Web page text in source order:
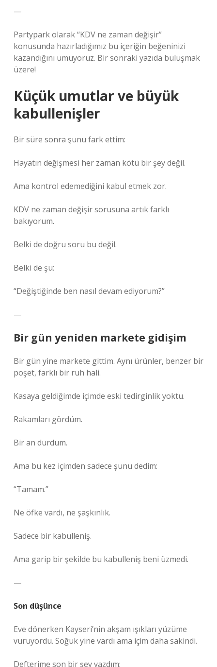
—
Partypark olarak “KDV ne zaman değişir”
konusunda hazırladığımız bu içeriğin beğeninizi
kazandığını umuyoruz. Bir sonraki yazıda buluşmak
üzere!
Küçük umutlar ve büyük
kabullenişler
Bir süre sonra şunu fark ettim:
Hayatın değişmesi her zaman kötü bir şey değil.
Ama kontrol edemediğini kabul etmek zor.
KDV ne zaman değişir sorusuna artık farklı
bakıyorum.
Belki de doğru soru bu değil.
Belki de şu:
“Değiştiğinde ben nasıl devam ediyorum?”
—
Bir gün yeniden markete gidişim
Bir gün yine markete gittim. Aynı ürünler, benzer bir
poşet, farklı bir ruh hali.
Kasaya geldiğimde içimde eski tedirginlik yoktu.
Rakamları gördüm.
Bir an durdum.
Ama bu kez içimden sadece şunu dedim:
“Tamam.”
Ne öfke vardı, ne şaşkınlık.
Sadece bir kabulleniş.
Ama garip bir şekilde bu kabulleniş beni üzmedi.
—
Son düşünce
Eve dönerken Kayseri’nin akşam ışıkları yüzüme
vuruyordu. Soğuk yine vardı ama içim daha sakindi.
Defterime son bir şey yazdım: